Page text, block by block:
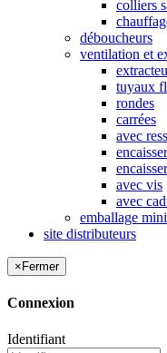
colliers
déboucheurs
ventilation et
tuyaux
rondes
carrées
avec
encaisser
avec vis
avec
emballage
site distributeurs
× Fermer
Connexion
Identifiant